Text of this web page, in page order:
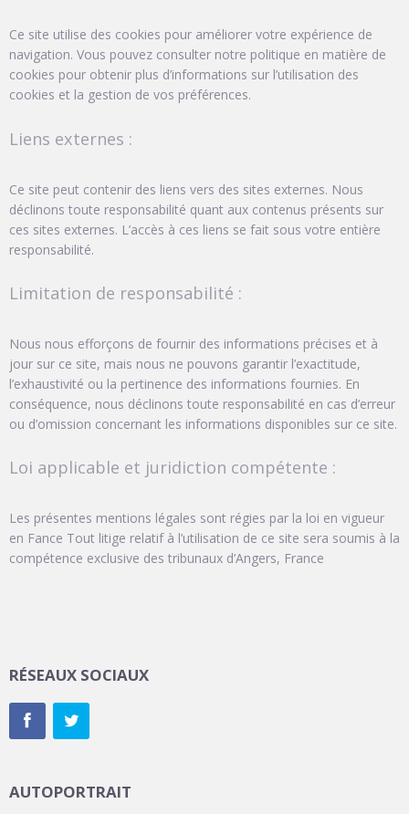
Ce site utilise des cookies pour améliorer votre expérience de
navigation. Vous pouvez consulter notre politique en matière de
cookies pour obtenir plus d’informations sur l’utilisation des
cookies et la gestion de vos préférences.
Liens externes :
Ce site peut contenir des liens vers des sites externes. Nous
déclinons toute responsabilité quant aux contenus présents sur
ces sites externes. L’accès à ces liens se fait sous votre entière
responsabilité.
Limitation de responsabilité :
Nous nous efforçons de fournir des informations précises et à
jour sur ce site, mais nous ne pouvons garantir l’exactitude,
l’exhaustivité ou la pertinence des informations fournies. En
conséquence, nous déclinons toute responsabilité en cas d’erreur
ou d’omission concernant les informations disponibles sur ce site.
Loi applicable et juridiction compétente :
Les présentes mentions légales sont régies par la loi en vigueur
en Fance Tout litige relatif à l’utilisation de ce site sera soumis à la
compétence exclusive des tribunaux d’Angers, France
RÉSEAUX SOCIAUX
AUTOPORTRAIT